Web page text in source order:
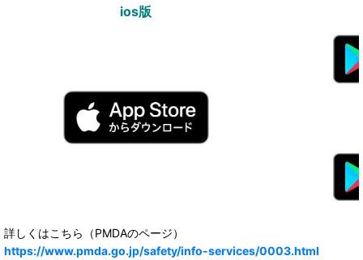
ios版
詳しくはこちら（PMDAのページ）
https://www.pmda.go.jp/safety/info-services/0003.html